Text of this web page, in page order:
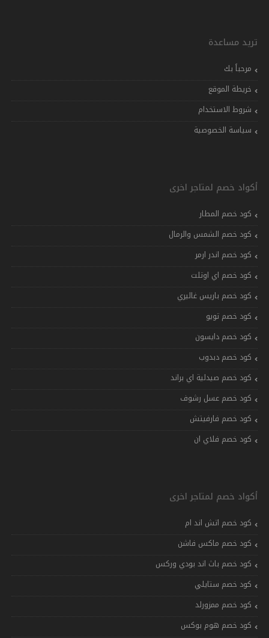
تريد مساعدة
مرحباً بك
خريطة الموقع
شروط الاستخدام
سياسة الخصوصية
أكواد خصم لمتاجر اخرى
كود خصم المطار
كود خصم الشمس والرمال
كود خصم اندر ارمر
كود خصم اي اوتلت
كود خصم باريس غاليري
كود خصم تويو
كود خصم دايسون
كود خصم دبدوب
كود خصم صيدلية اي براند
كود خصم عسل رشوف
كود خصم فارفيتش
كود خصم فلاي ان
أكواد خصم لمتاجر اخرى
كود خصم اتش اند ام
كود خصم ماكس فاشن
كود خصم باث اند بودي وركس
كود خصم ستايلي
كود خصم ممزورلد
كود خصم هوم بوكس